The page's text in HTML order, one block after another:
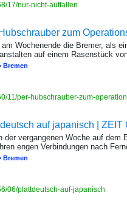
17/nur-nicht-auffallen
zum
Wochenende die Bremer, als
auf einem Rasenstück
Bremen
11/per-hubschrauber-zum-
auf japanisch | ZEIT
der vergangenen Woche auf
engen Verbindungen nach
Bremen
06/plattdeutsch-auf-japanisch